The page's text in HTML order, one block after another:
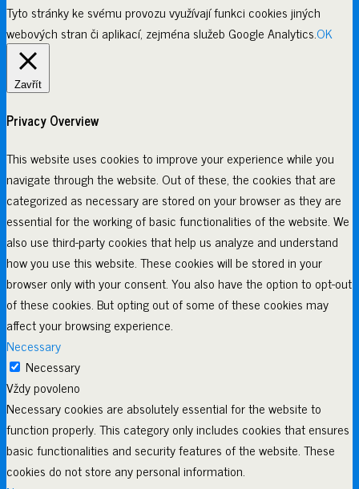
Tyto stránky ke svému provozu využívají funkci cookies jiných
webových stran či aplikací, zejména služeb Google Analytics.OK
Zavřít
Privacy Overview
This website uses cookies to improve your experience while you
navigate through the website. Out of these, the cookies that are
categorized as necessary are stored on your browser as they are
essential for the working of basic functionalities of the website. We
also use third-party cookies that help us analyze and understand
how you use this website. These cookies will be stored in your
browser only with your consent. You also have the option to opt-out
of these cookies. But opting out of some of these cookies may
affect your browsing experience.
Necessary
Necessary
Vždy povoleno
Necessary cookies are absolutely essential for the website to
function properly. This category only includes cookies that ensures
basic functionalities and security features of the website. These
cookies do not store any personal information.